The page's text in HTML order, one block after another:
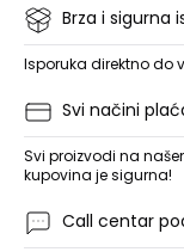
Brza i sigurna
Isporuka direktno do
Svi načini
Svi proizvodi na
kupovina je sigurna!
Call centar